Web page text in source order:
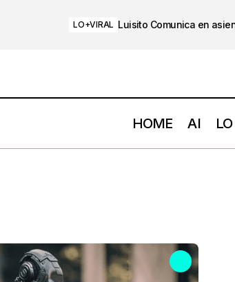
LO+VIRAL Luisito Comunica en
HOME AI